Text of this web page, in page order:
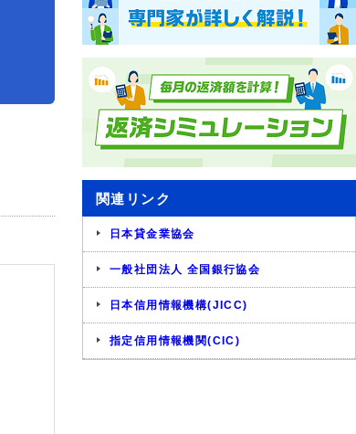
関連リンク
日本貸金業協会
一般社団法人 全国銀行協会
日本信用情報機構(JICC)
指定信用情報機関(CIC)